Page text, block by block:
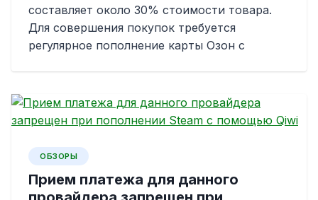
составляет около 30% стоимости товара.
Для совершения покупок требуется
регулярное пополнение карты Озон с
ОБЗОРЫ
Прием платежа для данного